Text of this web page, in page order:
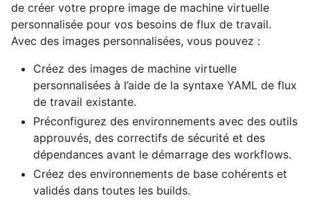
de créer votre propre image de machine virtuelle
personnalisée pour vos besoins de flux de travail.
Avec des images personnalisées, vous pouvez :
Créez des images de machine virtuelle
personnalisées à l’aide de la syntaxe YAML de flux
de travail existante.
Préconfigurez des environnements avec des outils
approuvés, des correctifs de sécurité et des
dépendances avant le démarrage des workflows.
Créez des environnements de base cohérents et
validés dans toutes les builds.